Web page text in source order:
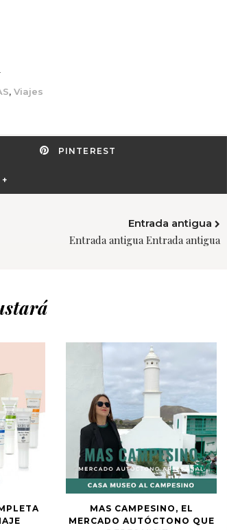
, Viajes
PINTEREST
Entrada antigua
Entrada antigua Entrada antigua
MAS CAMPESINO, EL
MERCADO AUTÓCTONO QUE